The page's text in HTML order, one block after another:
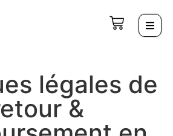
légales de
&